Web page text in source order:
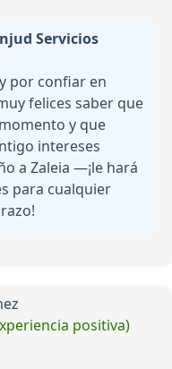
Servicios
por confiar en
felices saber que
y que
intereses
a Zaleia —¡le hará
para cualquier
positiva)